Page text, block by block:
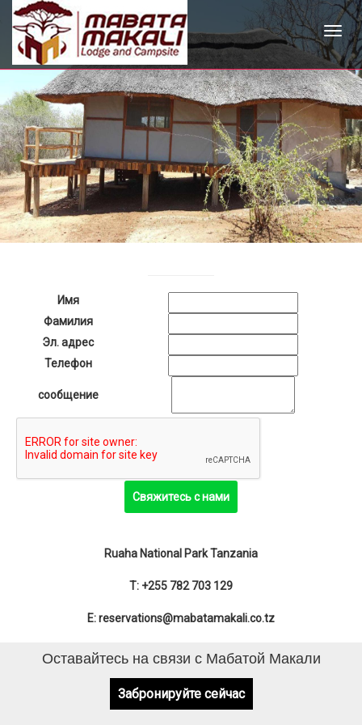
Имя
Фамилия
Эл. адрес
Телефон
сообщение
Свяжитесь с нами
Ruaha National Park Tanzania
T: +255 782 703 129
E:reservations@mabatamakali.co.tz
Оставайтесь на связи с Мабатой Макали
Забронируйте сейчас